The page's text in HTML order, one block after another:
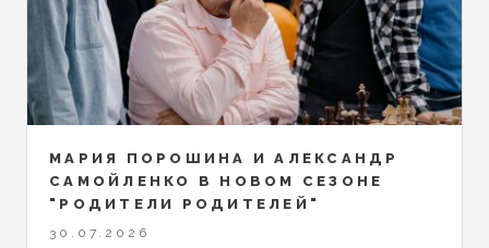
МАРИЯ ПОРОШИНА И АЛЕКСАНДР
САМОЙЛЕНКО В НОВОМ СЕЗОНЕ
"РОДИТЕЛИ РОДИТЕЛЕЙ"
30.07.2026